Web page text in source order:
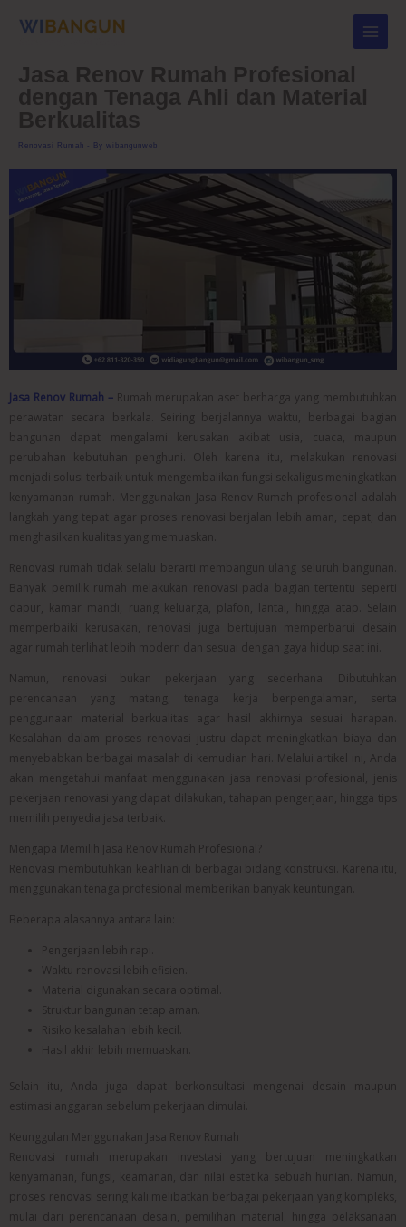
Jasa Renov Rumah Profesional
dengan Tenaga Ahli dan Material
Berkualitas
Renovasi Rumah - By wibangunweb
Jasa Renov Rumah – Rumah merupakan aset berharga yang membutuhkan
perawatan secara berkala. Seiring berjalannya waktu, berbagai bagian
bangunan dapat mengalami kerusakan akibat usia, cuaca, maupun
perubahan kebutuhan penghuni. Oleh karena itu, melakukan renovasi
menjadi solusi terbaik untuk mengembalikan fungsi sekaligus meningkatkan
kenyamanan rumah. Menggunakan Jasa Renov Rumah profesional adalah
langkah yang tepat agar proses renovasi berjalan lebih aman, cepat, dan
menghasilkan kualitas yang memuaskan.
Renovasi rumah tidak selalu berarti membangun ulang seluruh bangunan.
Banyak pemilik rumah melakukan renovasi pada bagian tertentu seperti
dapur, kamar mandi, ruang keluarga, plafon, lantai, hingga atap. Selain
memperbaiki kerusakan, renovasi juga bertujuan memperbarui desain
agar rumah terlihat lebih modern dan sesuai dengan gaya hidup saat ini.
Namun, renovasi bukan pekerjaan yang sederhana. Dibutuhkan
perencanaan yang matang, tenaga kerja berpengalaman, serta
penggunaan material berkualitas agar hasil akhirnya sesuai harapan.
Kesalahan dalam proses renovasi justru dapat meningkatkan biaya dan
menyebabkan berbagai masalah di kemudian hari. Melalui artikel ini, Anda
akan mengetahui manfaat menggunakan jasa renovasi profesional, jenis
pekerjaan renovasi yang dapat dilakukan, tahapan pengerjaan, hingga tips
memilih penyedia jasa terbaik.
Mengapa Memilih Jasa Renov Rumah Profesional?
Renovasi membutuhkan keahlian di berbagai bidang konstruksi. Karena itu,
menggunakan tenaga profesional memberikan banyak keuntungan.
Beberapa alasannya antara lain:
Pengerjaan lebih rapi.
Waktu renovasi lebih efisien.
Material digunakan secara optimal.
Struktur bangunan tetap aman.
Risiko kesalahan lebih kecil.
Hasil akhir lebih memuaskan.
Selain itu, Anda juga dapat berkonsultasi mengenai desain maupun
estimasi anggaran sebelum pekerjaan dimulai.
Keunggulan Menggunakan Jasa Renov Rumah
Renovasi rumah merupakan investasi yang bertujuan meningkatkan
kenyamanan, fungsi, keamanan, dan nilai estetika sebuah hunian. Namun,
proses renovasi sering kali melibatkan berbagai pekerjaan yang kompleks,
mulai dari perencanaan desain, pemilihan material, hingga pelaksanaan